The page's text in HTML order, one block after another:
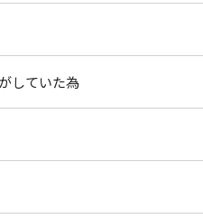
していた為